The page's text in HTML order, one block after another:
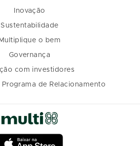
Inovação
Sustentabilidade
Multiplique o bem
Governança
com investidores
Programa de Relacionamento